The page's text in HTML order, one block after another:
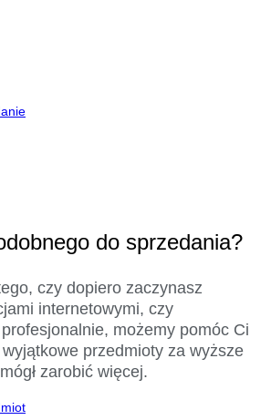
do sprzedania?
czy dopiero zaczynasz
internetowymi, czy
możemy pomóc Ci
przedmioty za wyższe
zarobić więcej.